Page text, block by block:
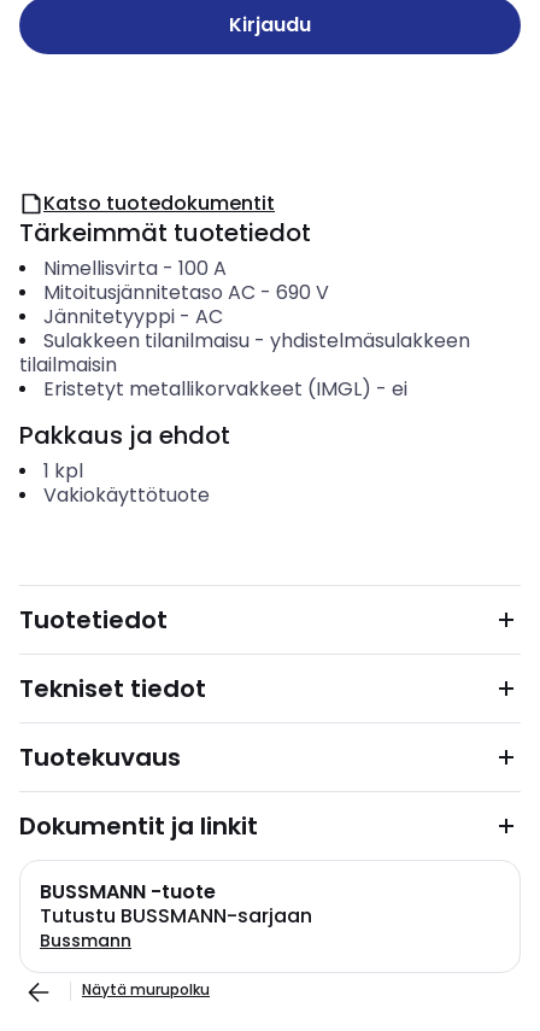
Kirjaudu
Katso tuotedokumentit
Tärkeimmät tuotetiedot
Nimellisvirta- 100 A
Mitoitusjännitetaso AC - 690 V
Jännitetyyppi- AC
Sulakkeen tilanilmaisu- yhdistelmäsulakkeen
tilailmaisin
Eristetyt metallikorvakkeet (IMGL) - ei
Pakkaus ja ehdot
1 kpl
Vakiokäyttötuote
Tuotetiedot
Tekniset tiedot
Tuotekuvaus
Dokumentit ja linkit
BUSSMANN -tuote
Tutustu BUSSMANN-sarjaan
Bussmann
Näytä murupolku